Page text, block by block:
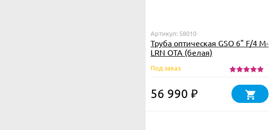
Артикул: 58010
Труба оптическая GSO 6" F/4 M-
LRN OTA (белая)
Под заказ
56 990 ₽